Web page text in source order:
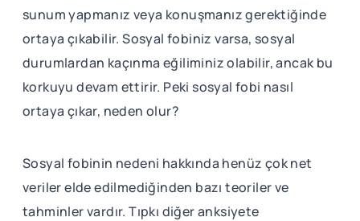
sunum yapmanız veya konuşmanız gerektiğinde
ortaya çıkabilir. Sosyal fobiniz varsa, sosyal
durumlardan kaçınma eğiliminiz olabilir, ancak bu
korkuyu devam ettirir. Peki sosyal fobi nasıl
ortaya çıkar, neden olur?
Sosyal fobinin nedeni hakkında henüz çok net
veriler elde edilmediğinden bazı teoriler ve
tahminler vardır. Tıpkı diğer anksiyete